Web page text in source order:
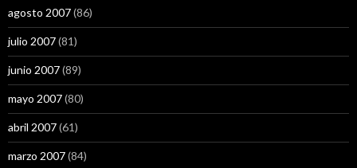
agosto 2007(86)
julio 2007(81)
junio 2007(89)
mayo 2007(80)
abril 2007(61)
marzo 2007(84)